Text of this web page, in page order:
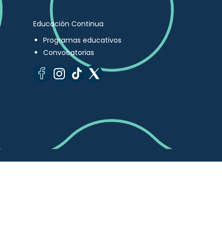
Educación Continua
Programas educativos
Convocatorias